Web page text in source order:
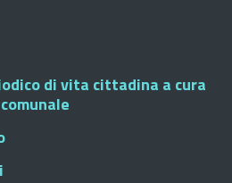
di vita cittadina a cura